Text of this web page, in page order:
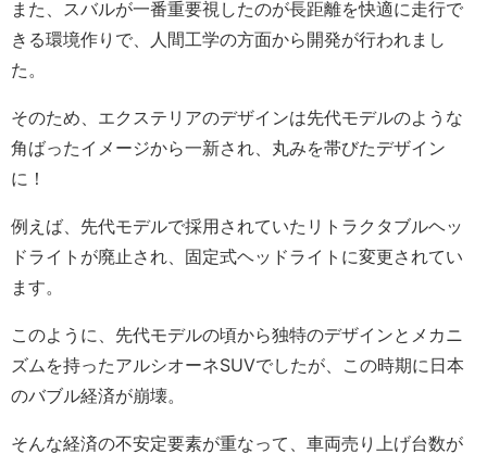
また、スバルが一番重要視したのが長距離を快適に走行で
きる環境作りで、人間工学の方面から開発が行われまし
た。
そのため、エクステリアのデザインは先代モデルのような
角ばったイメージから一新され、丸みを帯びたデザイン
に！
例えば、先代モデルで採用されていたリトラクタブルヘッ
ドライトが廃止され、固定式ヘッドライトに変更されてい
ます。
このように、先代モデルの頃から独特のデザインとメカニ
ズムを持ったアルシオーネSUVでしたが、この時期に日本
のバブル経済が崩壊。
そんな経済の不安定要素が重なって、車両売り上げ台数が